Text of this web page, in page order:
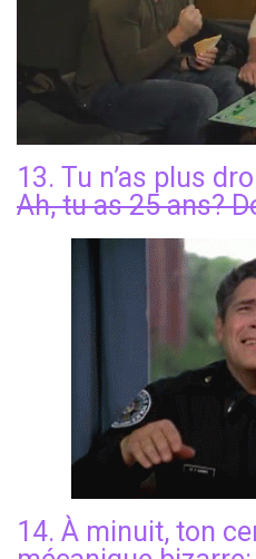
13. Tu n’as plus
Ah, tu as 25 ans?
14. À minuit, ton